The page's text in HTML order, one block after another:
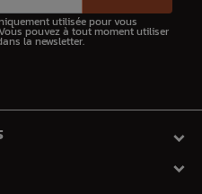
utilisée pour vous
pouvez à tout moment utiliser
la newsletter.